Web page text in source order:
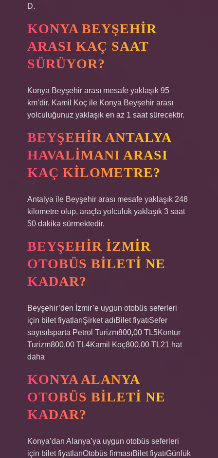
D.
KONYA BEYŞEHIR
ARASI KAÇ SAAT
SÜRÜYOR?
Konya Beyşehir arası mesafe yaklaşık 95
km’dir. Kamil Koç ile Konya Beyşehir arası
yolculuğunuz yaklaşık en az 1 saat sürecektir.
BEYŞEHIR ANTALYA
HAVALIMANI ARASI
KAÇ KILOMETRE?
Antalya ile Beyşehir arası mesafe yaklaşık 248
kilometre olup, araçla yolculuk yaklaşık 3 saat
50 dakika sürmektedir.
BEYŞEHIR İZMIR
OTOBÜS BILETI NE
KADAR?
Beyşehir’den İzmir’e uygun otobüs seferleri
için bilet fiyatlarıŞirket adıBilet fiyatıSefer
sayısıIsparta Petrol Turizm800,00 TL5Kontur
Turizm800,00 TL4Kamil Koç800,00 TL21 hat
daha
KONYA ALANYA
OTOBÜS BILETI NE
KADAR?
Konya’dan Alanya’ya uygun otobüs seferleri
için bilet fiyatlarıOtobüs firmasıBilet fiyatıGünlük